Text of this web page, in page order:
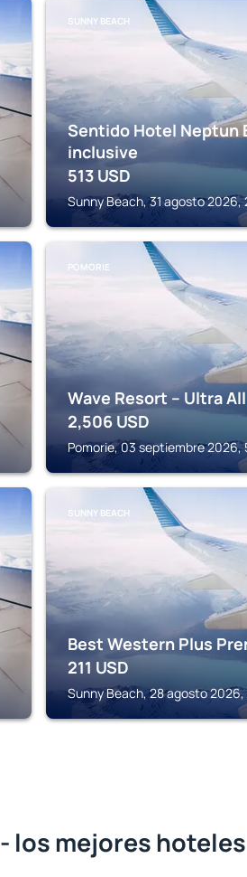
SUNNY BEACH
Sentido Hotel Neptun
inclusive
513 USD
Sunny Beach, 31 agosto 2026,
POMORIE
Wave Resort – Ultra
2,506 USD
Pomorie, 03 septiembre 2026,
SUNNY BEACH
Best Western Plus
211 USD
Sunny Beach, 28 agosto
los mejores hoteles